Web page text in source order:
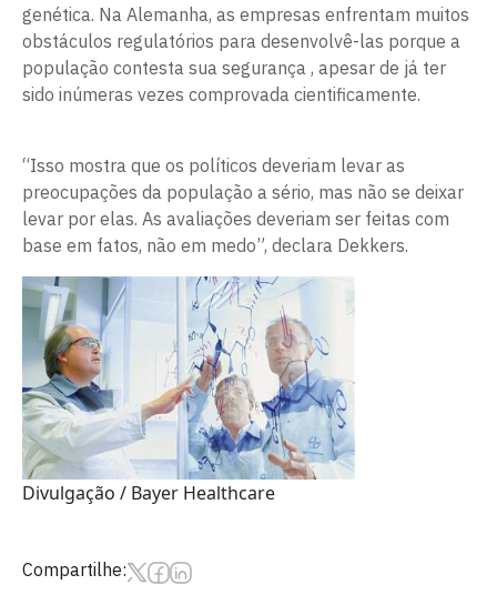
genética. Na Alemanha, as empresas enfrentam muitos
obstáculos regulatórios para desenvolvê-las porque a
população contesta sua segurança , apesar de já ter
sido inúmeras vezes comprovada cientificamente.
“Isso mostra que os políticos deveriam levar as
preocupações da população a sério, mas não se deixar
levar por elas. As avaliações deveriam ser feitas com
base em fatos, não em medo”, declara Dekkers.
Divulgação / Bayer Healthcare
Compartilhe: